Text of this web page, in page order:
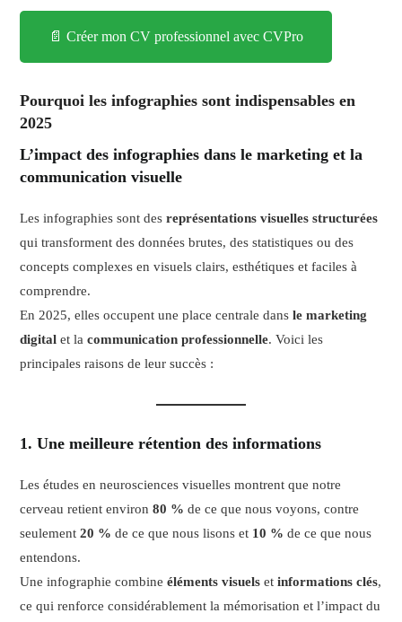
📄 Créer mon CV professionnel avec CVPro
Pourquoi les infographies sont indispensables en
2025
L’impact des infographies dans le marketing et la
communication visuelle
Les infographies sont desreprésentations visuelles structurées
qui transforment des données brutes, des statistiques ou des
concepts complexes en visuels clairs, esthétiques et faciles à
comprendre.
En 2025, elles occupent une place centrale dansle marketing
digital et lacommunication professionnelle. Voici les
principales raisons de leur succès :
1. Une meilleure rétention des informations
Les études en neurosciences visuelles montrent que notre
cerveau retient environ80 % de ce que nous voyons, contre
seulement20 % de ce que nous lisons et 10 % de ce que nous
entendons.
Une infographie combineéléments visuels etinformations clés,
ce qui renforce considérablement la mémorisation et l’impact du